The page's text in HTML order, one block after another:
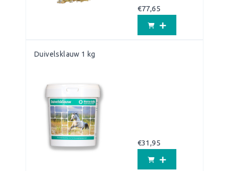
€77,65
Duivelsklauw 1 kg
€31,95